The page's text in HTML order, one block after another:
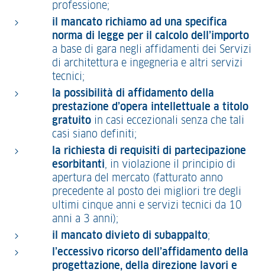
professione;
il mancato richiamo ad una specifica
norma di legge per il calcolo dell’importo
a base di gara negli affidamenti dei Servizi
di architettura e ingegneria e altri servizi
tecnici;
la possibilità di affidamento della
prestazione d’opera intellettuale a titolo
gratuito in casi eccezionali senza che tali
casi siano definiti;
la richiesta di requisiti di partecipazione
esorbitanti, in violazione il principio di
apertura del mercato (fatturato anno
precedente al posto dei migliori tre degli
ultimi cinque anni e servizi tecnici da 10
anni a 3 anni);
il mancato divieto di subappalto;
l’eccessivo ricorso dell’affidamento della
progettazione, della direzione lavori e